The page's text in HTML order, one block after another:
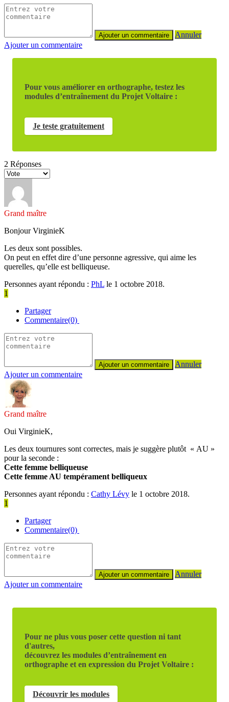
Annuler
Ajouter un commentaire
Pour vous améliorer en orthographe, testez les
modules d’entraînement du Projet Voltaire :
Je teste gratuitement
2 Réponses
Grand maître
Bonjour VirginieK
Les deux sont possibles.
On peut en effet dire d’une personne agressive, qui aime les
querelles, qu’elle est belliqueuse.
Personnes ayant répondu : PhL le 1 octobre 2018.
1
Partager
Commentaire(0)
Annuler
Ajouter un commentaire
Grand maître
Oui VirginieK,
Les deux tournures sont correctes, mais je suggère plutôt « AU »
pour la seconde :
Cette femme belliqueuse
Cette femme AU tempérament belliqueux
Personnes ayant répondu : Cathy Lévy le 1 octobre 2018.
1
Partager
Commentaire(0)
Annuler
Ajouter un commentaire
Pour ne plus vous poser cette question ni tant
d'autres,
découvrez les modules d’entraînement en
orthographe et en expression du Projet Voltaire :
Découvrir les modules